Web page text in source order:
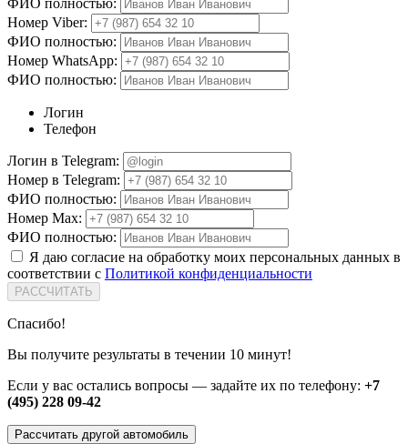
Номер Viber:
ФИО полностью:
Номер WhatsApp:
ФИО полностью:
Логин
Телефон
Логин в Telegram:
Номер в Telegram:
ФИО полностью:
Номер Max:
ФИО полностью:
Я даю согласие на обработку моих персональных данных в
соответствии с Политикой конфиденциальности
РАССЧИТАТЬ
Спасибо!
Вы получите результаты в течении 10 минут!
Если у вас остались вопросы — задайте их по телефону: +7
(495) 228 09-42
Рассчитать другой автомобиль